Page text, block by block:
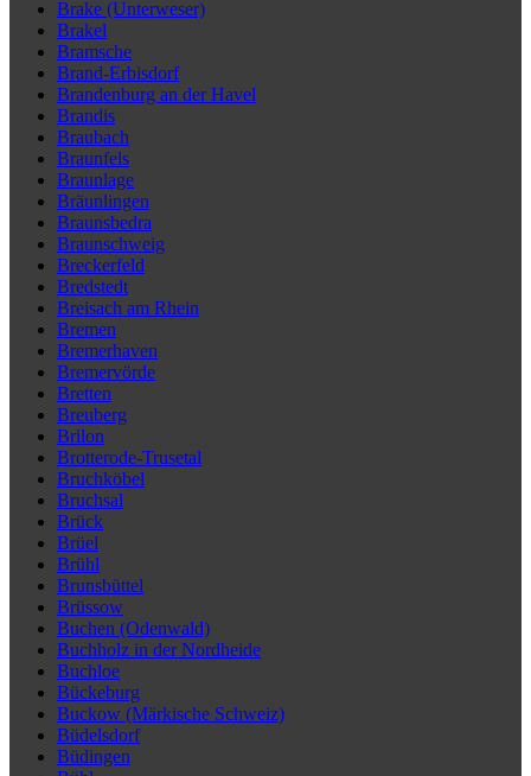
Brake (Unterweser)
Brakel
Bramsche
Brand-Erbisdorf
Brandenburg an der Havel
Brandis
Braubach
Braunfels
Braunlage
Bräunlingen
Braunsbedra
Braunschweig
Breckerfeld
Bredstedt
Breisach am Rhein
Bremen
Bremerhaven
Bremervörde
Bretten
Breuberg
Brilon
Brotterode-Trusetal
Bruchköbel
Bruchsal
Brück
Brüel
Brühl
Brunsbüttel
Brüssow
Buchen (Odenwald)
Buchholz in der Nordheide
Buchloe
Bückeburg
Buckow (Märkische Schweiz)
Büdelsdorf
Büdingen